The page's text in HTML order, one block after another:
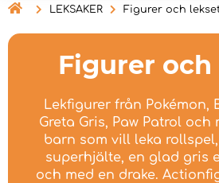
 LEKSAKER Figurer och
Figurer
Lekfigurer från Pokémon,
Greta Gris, Paw Patrol och
barn som vill leka
superhjälte, en glad gris
och med en drake.